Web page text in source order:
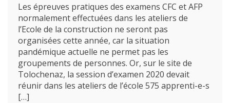
Les épreuves pratiques des examens CFC et AFP
normalement effectuées dans les ateliers de
l’Ecole de la construc­tion ne seront pas
organisées cette année, car la situation
pandémique actuelle ne permet pas les
groupements de personnes. Or, sur le site de
Tolochenaz, la session d’examen 2020 devait
réunir dans les ateliers de l’école 575 ap­prenti-e-s
[…]